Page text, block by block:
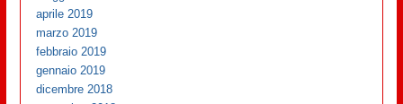
aprile 2019
marzo 2019
febbraio 2019
gennaio 2019
dicembre 2018